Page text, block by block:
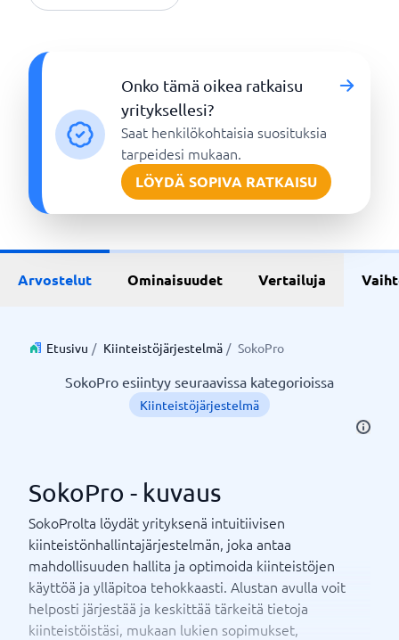
Onko tämä oikea ratkaisu
yrityksellesi?
Saat henkilökohtaisia suosituksia
tarpeidesi mukaan.
LÖYDÄ SOPIVA RATKAISU
Arvostelut Ominaisuudet Vertailuja
Etusivu / Kiinteistöjärjestelmä / SokoPro
SokoPro esiintyy seuraavissa kategorioissa
Kiinteistöjärjestelmä
SokoPro - kuvaus
SokoProlta löydät yrityksenä intuitiivisen
kiinteistönhallintajärjestelmän, joka antaa
mahdollisuuden hallita ja optimoida kiinteistöjen
käyttöä ja ylläpitoa tehokkaasti. Alustan avulla voit
helposti järjestää ja keskittää tärkeitä tietoja
kiinteistöistäsi, mukaan lukien sopimukset,